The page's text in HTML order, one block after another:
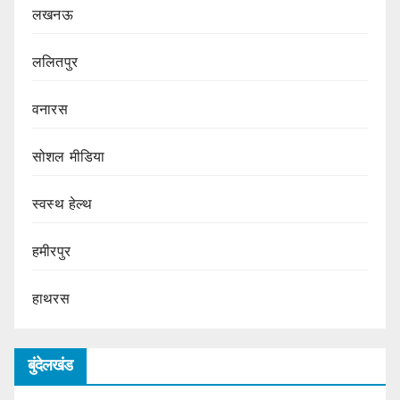
लखनऊ
ललितपुर
वनारस
सोशल मीडिया
स्वस्थ हेल्थ
हमीरपुर
हाथरस
बुंदेलखंड